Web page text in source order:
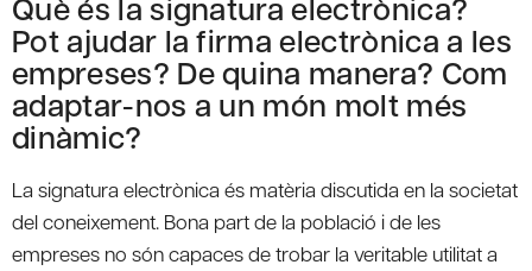
Pot ajudar la firma electrònica a les
empreses? De quina manera? Com
adaptar-nos a un món molt més
dinàmic?
La signatura electrònica és matèria discutida en la societat
del coneixement. Bona part de la població i de les
empreses no són capaces de trobar la veritable utilitat a